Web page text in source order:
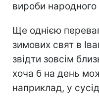
вироби
Ще однією
зимових свят в
звідти зовсім
хоча б на день
наприклад, у